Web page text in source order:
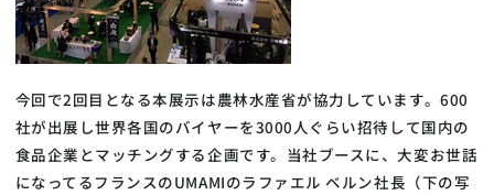
今回で2回目となる本展示は農林水産省が協力しています。600
社が出展し世界各国のバイヤーを3000人ぐらい招待して国内の
食品企業とマッチングする企画です。当社ブースに、大変お世話
になってるフランスのUMAMIのラファエル ベルン社長（下の写